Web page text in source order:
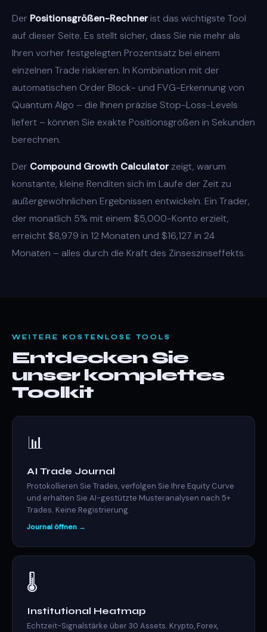
Der Positionsgrößen-Rechnerist das wichtigste Tool
auf dieser Seite. Es stellt sicher, dass Sie nie mehr als
Ihren vorher festgelegten Prozentsatz bei einem
einzelnen Trade riskieren. In Kombination mit der
automatischen Order Block- und FVG-Erkennung von
Quantum Algo – die Ihnen präzise Stop-Loss-Levels
liefert – können Sie exakte Positionsgrößen in Sekunden
berechnen.
Der Compound Growth Calculatorzeigt, warum
konstante, kleine Renditen sich im Laufe der Zeit zu
außergewöhnlichen Ergebnissen entwickeln. Ein Trader,
der monatlich 5% mit einem $5,000-Konto erzielt,
erreicht $8,979 in 12 Monaten und $16,127 in 24
Monaten – alles durch die Kraft des Zinseszinseffekts.
WEITERE KOSTENLOSE TOOLS
Entdecken Sie
unser komplettes
Toolkit
📊
AI Trade Journal
Protokollieren Sie Trades, verfolgen Sie Ihre Equity Curve
und erhalten Sie AI-gestützte Musteranalysen nach 5+
Trades. Keine Registrierung.
Journal öffnen →
🌡️
Institutional Heatmap
Echtzeit-Signalstärke über 30 Assets. Krypto, Forex,